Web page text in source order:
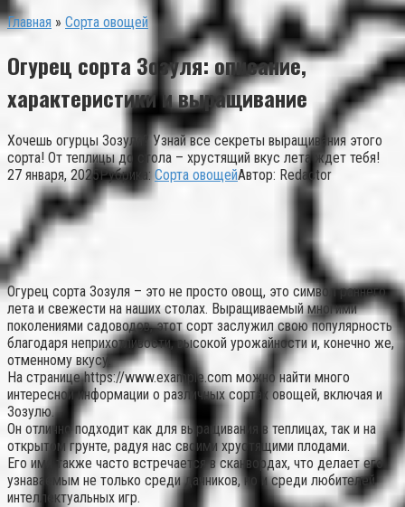
Главная » Сорта овощей
Огурец сорта Зозуля: описание,
характеристики и выращивание
Хочешь огурцы Зозуля? Узнай все секреты выращивания этого
сорта! От теплицы до стола – хрустящий вкус лета ждет тебя!
27 января, 2025Рубрика: Сорта овощейАвтор: Redactor
Огурец сорта Зозуля – это не просто овощ, это символ раннего
лета и свежести на наших столах. Выращиваемый многими
поколениями садоводов, этот сорт заслужил свою популярность
благодаря неприхотливости, высокой урожайности и, конечно же,
отменному вкусу.
На странице https://www.example.com можно найти много
интересной информации о различных сортах овощей, включая и
Зозулю.
Он отлично подходит как для выращивания в теплицах, так и на
открытом грунте, радуя нас своими хрустящими плодами.
Его имя также часто встречается в сканвордах, что делает его
узнаваемым не только среди дачников, но и среди любителей
интеллектуальных игр.